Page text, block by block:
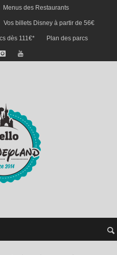
Menus des Restaurants
Vos billets Disney à partir de 56€
dès 111€* Plan des parcs